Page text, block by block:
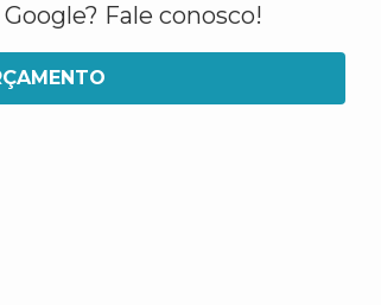
Fale conosco!